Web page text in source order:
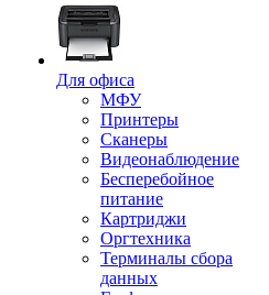
Для офиса
МФУ
Принтеры
Сканеры
Видеонаблюдение
Бесперебойное
питание
Картриджи
Оргтехника
Терминалы сбора
данных